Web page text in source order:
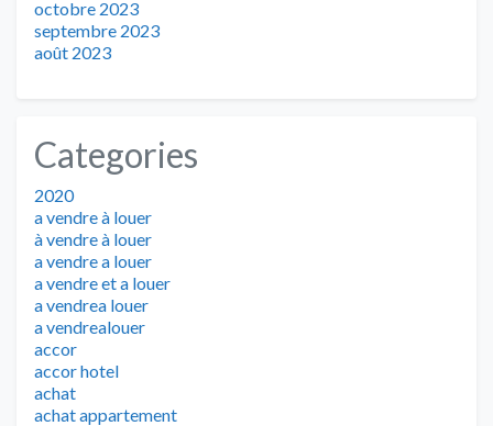
octobre 2023
septembre 2023
août 2023
Categories
2020
a vendre à louer
à vendre à louer
a vendre a louer
a vendre et a louer
a vendrea louer
a vendrealouer
accor
accor hotel
achat
achat appartement